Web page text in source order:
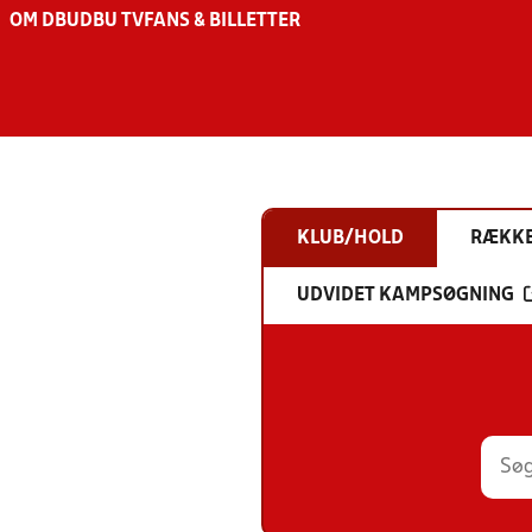
OM DBU DBU TV FANS & BILLETTER
KLUB/HOLD
UDVIDET KAMPSØGNING